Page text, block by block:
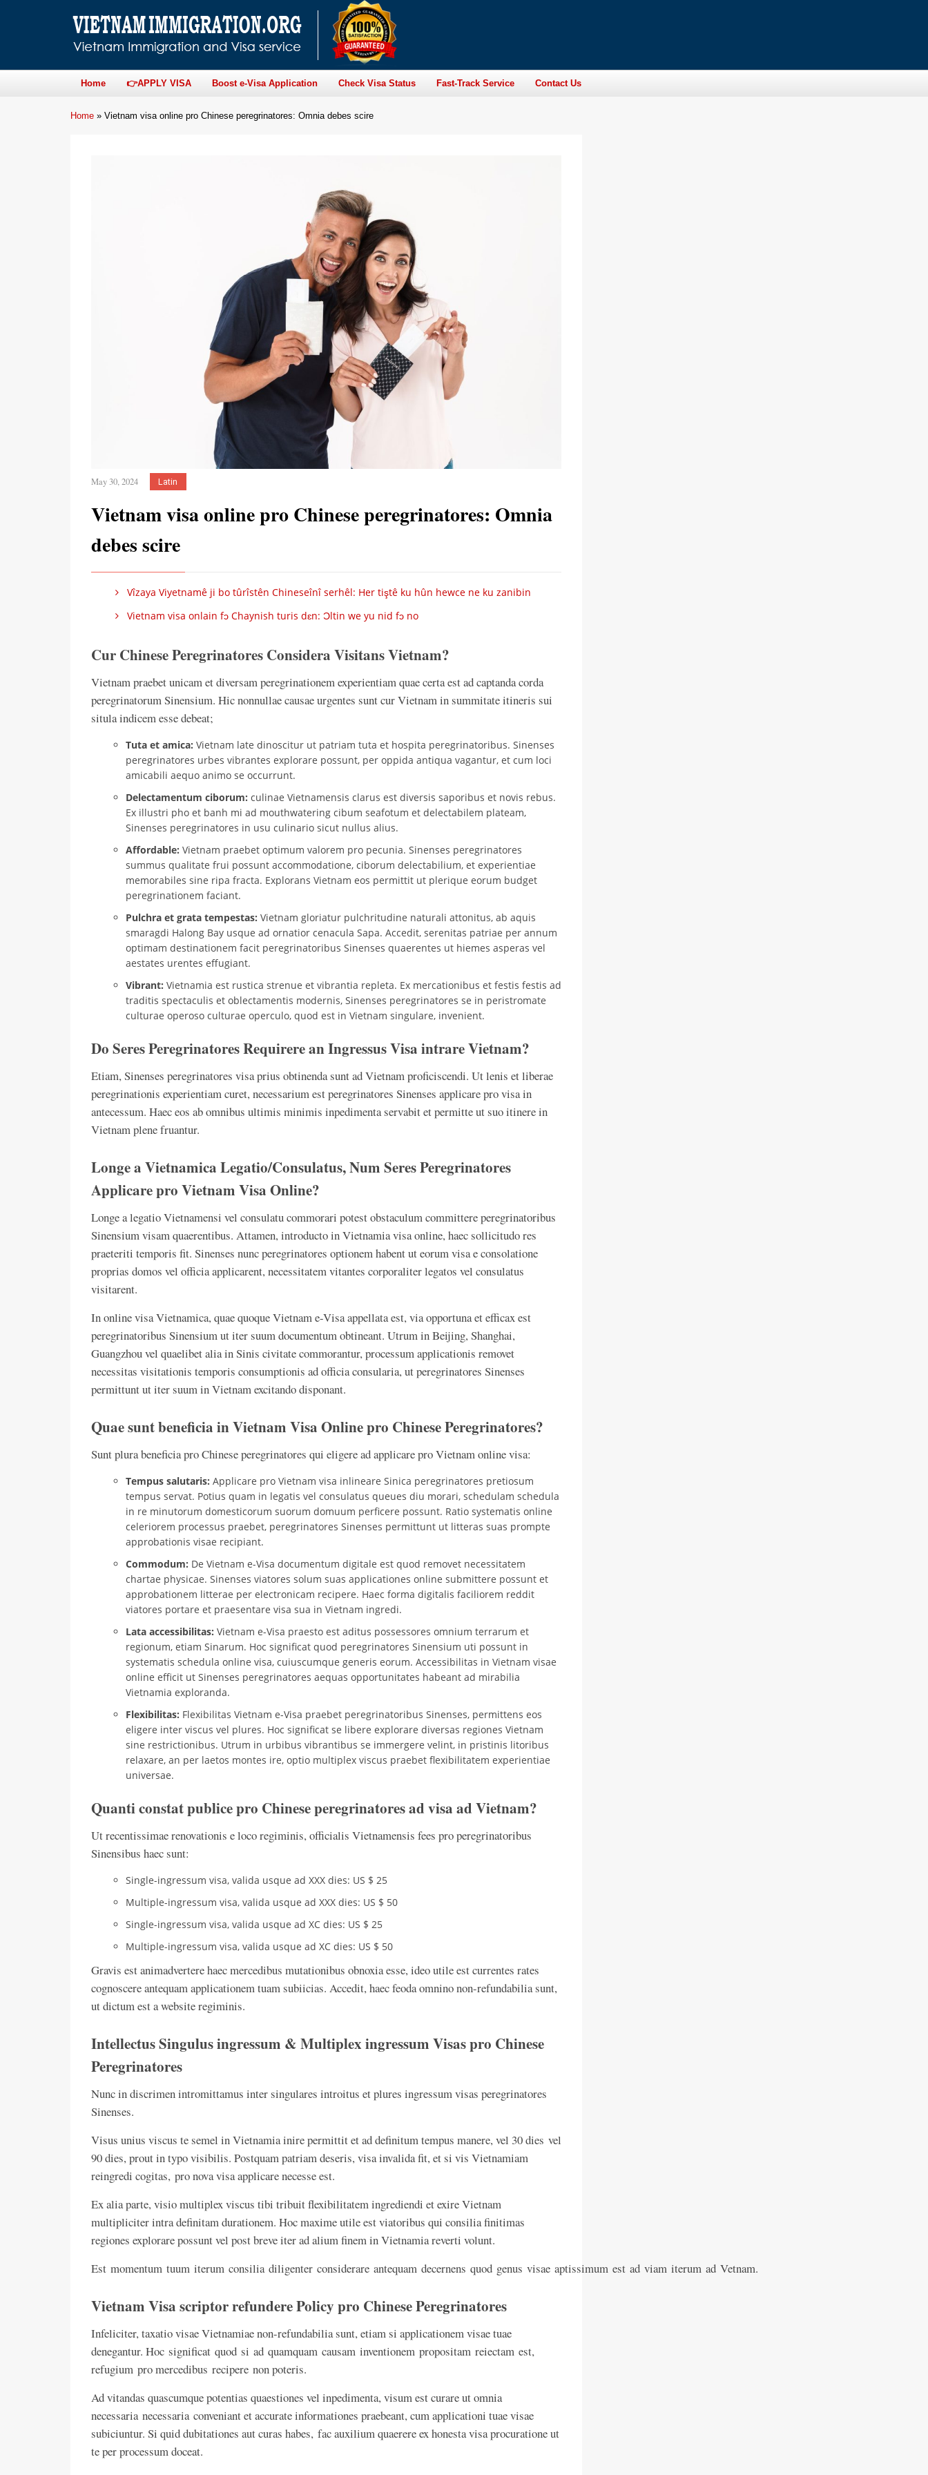
Home 👉APPLY VISA Boost e-Visa Application Check Visa Status Fast-Track Service Contact Us
Home » Vietnam visa online pro Chinese peregrinatores: Omnia debes scire
May 30, 2024 Latin
Vietnam visa online pro Chinese peregrinatores: Omnia
debes scire
Vîzaya Viyetnamê ji bo tûrîstên Chineseînî serhêl: Her tiştê ku hûn hewce ne ku zanibin
Vietnam visa onlain fɔ Chaynish turis dɛn: Ɔltin we yu nid fɔ no
Cur Chinese Peregrinatores Considera Visitans Vietnam?
Vietnam praebet unicam et diversam peregrinationem experientiam quae certa est ad captanda corda
peregrinatorum Sinensium. Hic nonnullae causae urgentes sunt cur Vietnam in summitate itineris sui
situla indicem esse debeat;
Tuta et amica: Vietnam late dinoscitur ut patriam tuta et hospita peregrinatoribus. Sinenses
peregrinatores urbes vibrantes explorare possunt, per oppida antiqua vagantur, et cum loci
amicabili aequo animo se occurrunt.
Delectamentum ciborum: culinae Vietnamensis clarus est diversis saporibus et novis rebus.
Ex illustri pho et banh mi ad mouthwatering cibum seafotum et delectabilem plateam,
Sinenses peregrinatores in usu culinario sicut nullus alius.
Affordable: Vietnam praebet optimum valorem pro pecunia. Sinenses peregrinatores
summus qualitate frui possunt accommodatione, ciborum delectabilium, et experientiae
memorabiles sine ripa fracta. Explorans Vietnam eos permittit ut plerique eorum budget
peregrinationem faciant.
Pulchra et grata tempestas: Vietnam gloriatur pulchritudine naturali attonitus, ab aquis
smaragdi Halong Bay usque ad ornatior cenacula Sapa. Accedit, serenitas patriae per annum
optimam destinationem facit peregrinatoribus Sinenses quaerentes ut hiemes asperas vel
aestates urentes effugiant.
Vibrant: Vietnamia est rustica strenue et vibrantia repleta. Ex mercationibus et festis festis ad
traditis spectaculis et oblectamentis modernis, Sinenses peregrinatores se in peristromate
culturae operoso culturae operculo, quod est in Vietnam singulare, invenient.
Do Seres Peregrinatores Requirere an Ingressus Visa intrare Vietnam?
Etiam, Sinenses peregrinatores visa prius obtinenda sunt ad Vietnam proficiscendi. Ut lenis et liberae
peregrinationis experientiam curet, necessarium est peregrinatores Sinenses applicare pro visa in
antecessum. Haec eos ab omnibus ultimis minimis inpedimenta servabit et permitte ut suo itinere in
Vietnam plene fruantur.
Longe a Vietnamica Legatio/Consulatus, Num Seres Peregrinatores
Applicare pro Vietnam Visa Online?
Longe a legatio Vietnamensi vel consulatu commorari potest obstaculum committere peregrinatoribus
Sinensium visam quaerentibus. Attamen, introducto in Vietnamia visa online, haec sollicitudo res
praeteriti temporis fit. Sinenses nunc peregrinatores optionem habent ut eorum visa e consolatione
proprias domos vel officia applicarent, necessitatem vitantes corporaliter legatos vel consulatus
visitarent.
In online visa Vietnamica, quae quoque Vietnam e-Visa appellata est, via opportuna et efficax est
peregrinatoribus Sinensium ut iter suum documentum obtineant. Utrum in Beijing, Shanghai,
Guangzhou vel quaelibet alia in Sinis civitate commorantur, processum applicationis removet
necessitas visitationis temporis consumptionis ad officia consularia, ut peregrinatores Sinenses
permittunt ut iter suum in Vietnam excitando disponant.
Quae sunt beneficia in Vietnam Visa Online pro Chinese Peregrinatores?
Sunt plura beneficia pro Chinese peregrinatores qui eligere ad applicare pro Vietnam online visa:
Tempus salutaris: Applicare pro Vietnam visa inlineare Sinica peregrinatores pretiosum
tempus servat. Potius quam in legatis vel consulatus queues diu morari, schedulam schedula
in re minutorum domesticorum suorum domuum perficere possunt. Ratio systematis online
celeriorem processus praebet, peregrinatores Sinenses permittunt ut litteras suas prompte
approbationis visae recipiant.
Commodum: De Vietnam e-Visa documentum digitale est quod removet necessitatem
chartae physicae. Sinenses viatores solum suas applicationes online submittere possunt et
approbationem litterae per electronicam recipere. Haec forma digitalis faciliorem reddit
viatores portare et praesentare visa sua in Vietnam ingredi.
Lata accessibilitas: Vietnam e-Visa praesto est aditus possessores omnium terrarum et
regionum, etiam Sinarum. Hoc significat quod peregrinatores Sinensium uti possunt in
systematis schedula online visa, cuiuscumque generis eorum. Accessibilitas in Vietnam visae
online efficit ut Sinenses peregrinatores aequas opportunitates habeant ad mirabilia
Vietnamia exploranda.
Flexibilitas: Flexibilitas Vietnam e-Visa praebet peregrinatoribus Sinenses, permittens eos
eligere inter viscus vel plures. Hoc significat se libere explorare diversas regiones Vietnam
sine restrictionibus. Utrum in urbibus vibrantibus se immergere velint, in pristinis litoribus
relaxare, an per laetos montes ire, optio multiplex viscus praebet flexibilitatem experientiae
universae.
Quanti constat publice pro Chinese peregrinatores ad visa ad Vietnam?
Ut recentissimae renovationis e loco regiminis, officialis Vietnamensis fees pro peregrinatoribus
Sinensibus haec sunt:
Single-ingressum visa, valida usque ad XXX dies: US $ 25
Multiple-ingressum visa, valida usque ad XXX dies: US $ 50
Single-ingressum visa, valida usque ad XC dies: US $ 25
Multiple-ingressum visa, valida usque ad XC dies: US $ 50
Gravis est animadvertere haec mercedibus mutationibus obnoxia esse, ideo utile est currentes rates
cognoscere antequam applicationem tuam subiicias. Accedit, haec feoda omnino non-refundabilia sunt,
ut dictum est a website regiminis.
Intellectus Singulus ingressum & Multiplex ingressum Visas pro Chinese
Peregrinatores
Nunc in discrimen intromittamus inter singulares introitus et plures ingressum visas peregrinatores
Sinenses.
Visus unius viscus te semel in Vietnamia inire permittit et ad definitum tempus manere, vel 30 dies vel
90 dies, prout in typo visibilis. Postquam patriam deseris, visa invalida fit, et si vis Vietnamiam
reingredi cogitas, pro nova visa applicare necesse est.
Ex alia parte, visio multiplex viscus tibi tribuit flexibilitatem ingrediendi et exire Vietnam
multipliciter intra definitam durationem. Hoc maxime utile est viatoribus qui consilia finitimas
regiones explorare possunt vel post breve iter ad alium finem in Vietnamia reverti volunt.
Est momentum tuum iterum consilia diligenter considerare antequam decernens quod genus visae aptissimum est ad viam iterum ad Vetnam.
Vietnam Visa scriptor refundere Policy pro Chinese Peregrinatores
Infeliciter, taxatio visae Vietnamiae non-refundabilia sunt, etiam si applicationem visae tuae
denegantur. Hoc significat quod si ad quamquam causam inventionem propositam reiectam est,
refugium pro mercedibus recipere non poteris.
Ad vitandas quascumque potentias quaestiones vel inpedimenta, visum est curare ut omnia
necessaria necessaria conveniant et accurate informationes praebeant, cum applicationi tuae visae
subiciuntur. Si quid dubitationes aut curas habes, fac auxilium quaerere ex honesta visa procuratione ut
te per processum doceat.